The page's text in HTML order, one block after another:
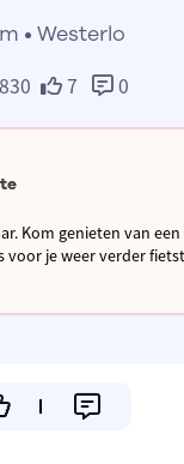
• Westerlo
7 0
Kom genieten van
voor je weer verder